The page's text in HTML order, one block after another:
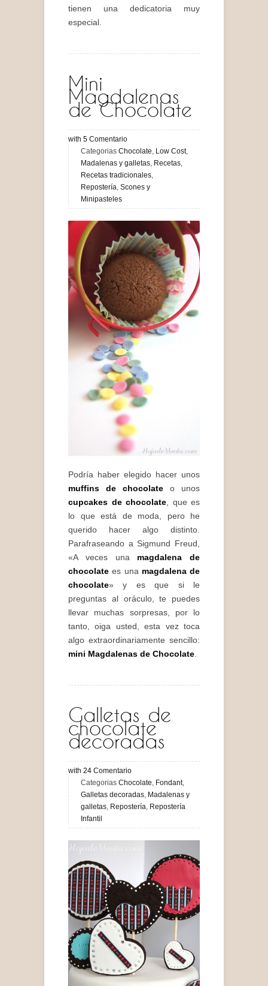
tienen una dedicatoria muy
especial.
Mini
Magdalenas
de Chocolate
with 5 Comentario
Categorias Chocolate Low Cost,
Madalenas y galletas Recetas
Recetas tradicionales
Repostería Scones y
Minipasteles
Podría haber elegido hacer unos
muffins de chocolate o unos
cupcakes de chocolate , que es
lo que está de moda, pero he
querido hacer algo distinto.
Parafraseando a Sigmund Freud,
«A veces una magdalena de
chocolate es una magdalena de
chocolate» y es que si le
preguntas al oráculo, te puedes
llevar muchas sorpresas, por lo
tanto, oiga usted, esta vez toca
algo extraordinariamente sencillo:
mini Magdalenas de Chocolate
Galletas de
chocolate
decoradas
with 24 Comentario
Categorias Chocolate Fondant,
Galletas decoradas Madalenas y
galletas Repostería Repostería
Infantil